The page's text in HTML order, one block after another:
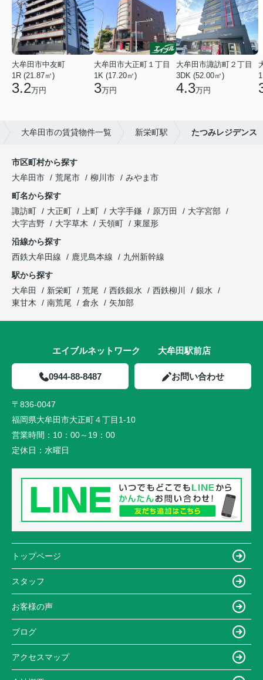
大牟田市中友町
1R (21.87㎡)
3.2万円
大牟田市大正町１丁目
1K (17.20㎡)
3万円
大牟田市諏訪町２丁目
3DK (52.00㎡)
4.3万円
大牟田市の賃貸物件一覧 新栄町駅 たつみレジデンス
市区町村から探す
大牟田市
荒尾市 柳川市
みやま市
町名から探す
諏訪町
大正町 上町 大字手鎌 原万田
大字宮部
大字吉野
大字草木 天領町
東屋形
沿線から探す
西鉄大牟田線
鹿児島本線
九州新幹線
駅から探す
大牟田
新栄町 荒尾 西鉄銀水 西鉄柳川
銀水
東甘木
南荒尾 倉永 矢加部
エイブルネットワーク 大牟田駅前店
0944-88-8487 お問い合わせ
〒836-0047
福岡県大牟田市大正町４丁目1-10
営業時間： 10：00～19：00
定休日： 水曜日
トップページ
スタッフ
お客様の声
ブログ
アクセスマップ